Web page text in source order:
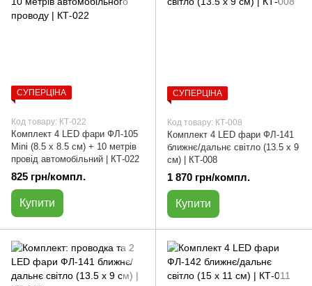
СУПЕРЦІНА
Код товару: КТ-022
Комплект 4 LED фари ФЛ-105
Мini (8.5 х 8.5 см) + 10 метрів
провід автомобільний | КТ-022
825 грн/компл.
Купити
СУПЕРЦІНА
Код товару: КТ-008
Комплект 4 LED фари ФЛ-141
ближнє/дальнє світло (13.5 х 9
см) | КТ-008
1 870 грн/компл.
Купити